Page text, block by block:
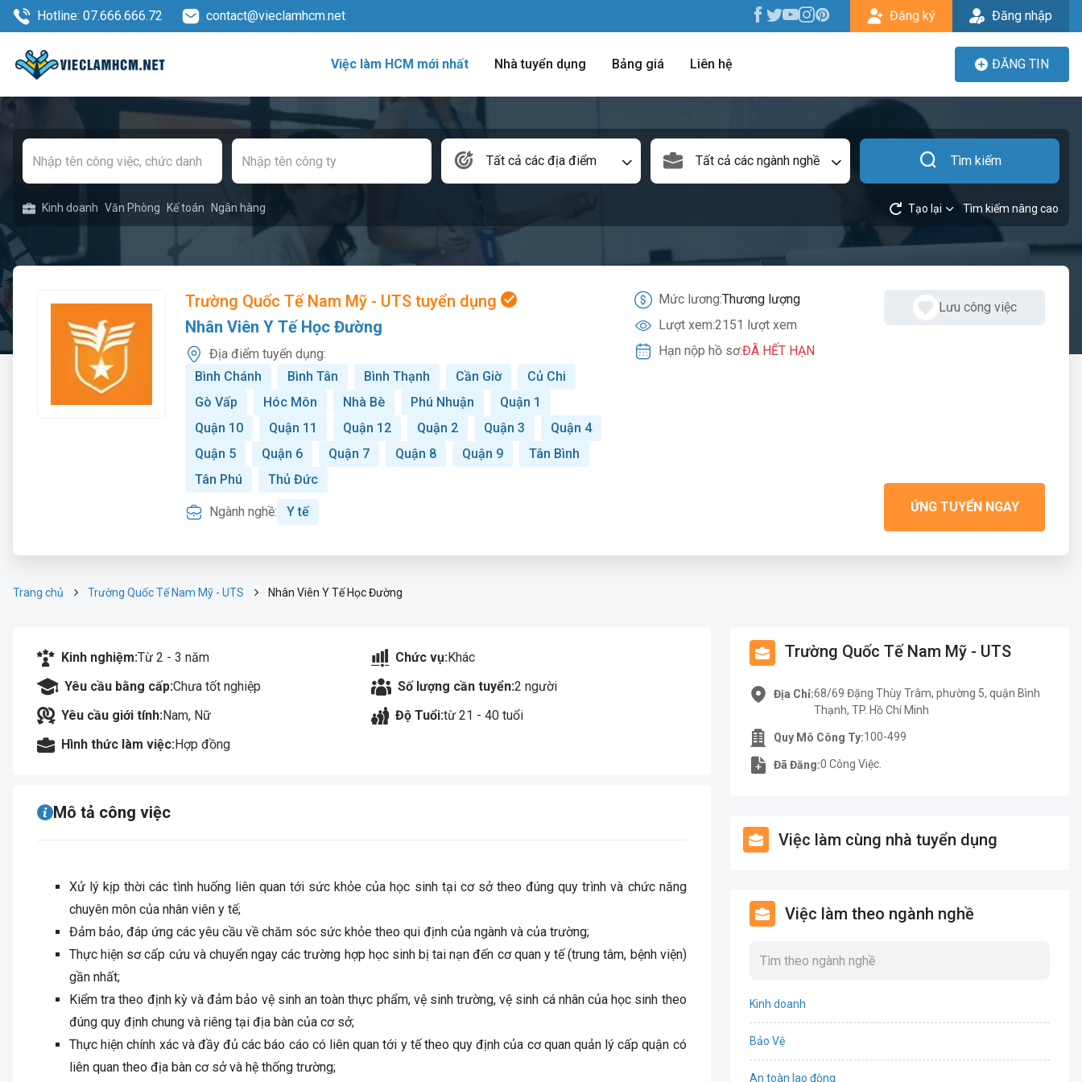
Hotline: 07.666.666.72 contact@vieclamhcm.net Đăng ký Đăng nhập
Việc làm HCM mới nhất Nhà tuyển dụng Bảng giá Liên hệ ĐĂNG TIN
Tất cả các địa điểm Tất cả các ngành nghề Tìm kiếm
Kinh doanh Văn Phòng Kế toán Ngân hàng Tạo lại Tìm kiếm nâng cao
Trường Quốc Tế Nam Mỹ - UTS tuyển dụng
Nhân Viên Y Tế Học Đường
Địa điểm tuyển dụng:
Bình Chánh
Bình Tân Bình Thạnh Cần Giờ
Củ Chi
Gò Vấp
Hóc Môn Nhà Bè Phú Nhuận
Quận 1
Quận 10
Quận 11 Quận 12 Quận 2 Quận 3
Quận 4
Quận 5
Quận 6 Quận 7 Quận 8 Quận 9
Tân Bình
Tân Phú
Thủ Đức
Ngành nghề: Y tế
Mức lương:Thương lượng
Lượt xem:2151 lượt xem
Hạn nộp hồ sơ:ĐÃ HẾT HẠN
Lưu công việc
ỨNG TUYỂN NGAY
Trang chủ Trường Quốc Tế Nam Mỹ - UTS Nhân Viên Y Tế Học Đường
Kinh nghiệm:Từ 2 - 3 năm Chức vụ:Khác
Yêu cầu bằng cấp:Chưa tốt nghiệp Số lượng cần tuyển:2 người
Yêu cầu giới tính:Nam, Nữ Độ Tuổi:từ 21 - 40 tuổi
Hình thức làm việc:Hợp đồng
Mô tả công việc
Xử lý kịp thời các tình huống liên quan tới sức khỏe của học sinh tại cơ sở theo đúng quy trình và chức năng
chuyên môn của nhân viên y tế;
Đảm bảo, đáp ứng các yêu cầu về chăm sóc sức khỏe theo qui định của ngành và của trường;
Thực hiện sơ cấp cứu và chuyển ngay các trường hợp học sinh bị tai nạn đến cơ quan y tế (trung tâm, bệnh viện)
gần nhất;
Kiểm tra theo định kỳ và đảm bảo vệ sinh an toàn thực phẩm, vệ sinh trường, vệ sinh cá nhân của học sinh theo
đúng quy định chung và riêng tại địa bàn của cơ sở;
Thực hiện chính xác và đầy đủ các báo cáo có liên quan tới y tế theo quy định của cơ quan quản lý cấp quận có
liên quan theo địa bàn cơ sở và hệ thống trường;
Trường Quốc Tế Nam Mỹ - UTS
Địa Chỉ:68/69 Đặng Thùy Trâm, phường 5, quận Bình
Thạnh, TP. Hồ Chí Minh
Quy Mô Công Ty:100-499
Đã Đăng:0 Công Việc.
Việc làm cùng nhà tuyển dụng
Việc làm theo ngành nghề
Kinh doanh
Bảo Vệ
An toàn lao động